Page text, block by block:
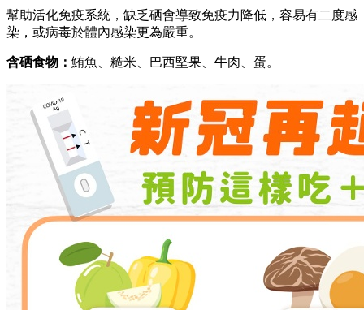
幫助活化免疫系統，缺乏硒會導致免疫力降低，容易有二度感
染，或病毒於體內感染更為嚴重。
含硒食物： 鮪魚、糙米、巴西堅果、牛肉、蛋。